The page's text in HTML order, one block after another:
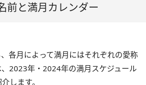
前と満月カレンダー
各月によって満月にはそれぞれの愛称
2023年・2024年の満月スケジュール
します。